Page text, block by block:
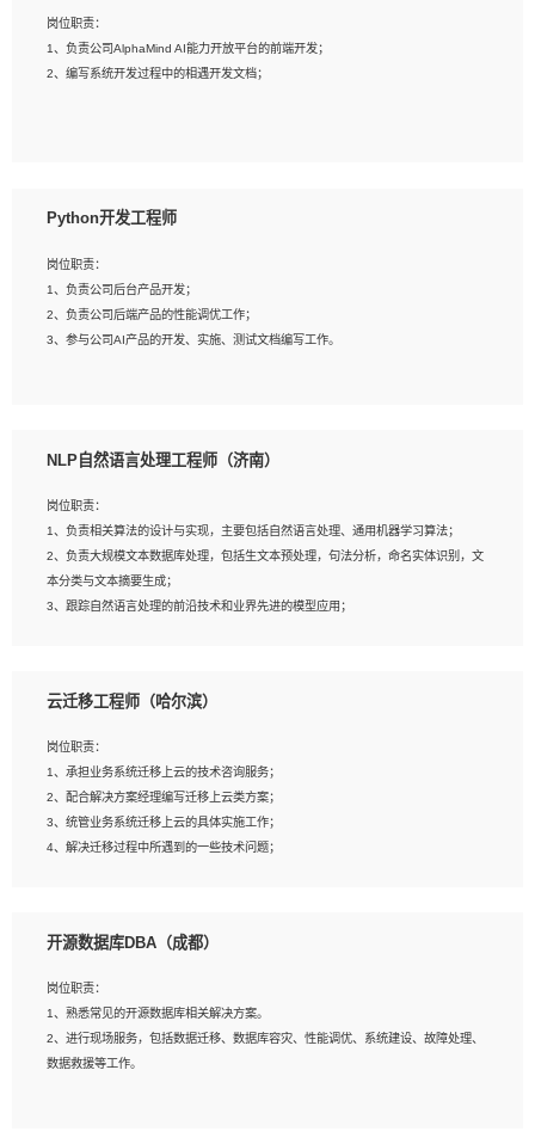
2、熟悉产品及需求规划工具，如:Axure、Xmind、MS Project等；
3、具备良好的交流协调能力，有较强的责任感、工作积极主动；
4、有较强的系统需求分析、文档编写能力、沟通能力；
岗位职责：
1、负责公司AlphaMind AI能力开放平台的前端开发；
2、编写系统开发过程中的相遇开发文档；
3、熟悉react/vue/angular任何一种前端框架，熟悉react优先；
5、善于沟通，具有团队意识；
Python开发工程师
岗位职责：
1、负责公司后台产品开发；
2、负责公司后端产品的性能调优工作；
3、参与公司AI产品的开发、实施、测试文档编写工作。
验的更佳；
3、熟悉数据库开发，熟悉Mysql、Oracle、MongoDb数据库应用开发其中一种；
4、熟悉Python Wed框架（Django/Flask...）代码能力优秀，熟悉编码规范和具备
良好的文档编写能力）；
5、沟通表达能力强，具备团队协作能力。
NLP自然语言处理工程师（济南）
岗位职责：
1、负责相关算法的设计与实现，主要包括自然语言处理、通用机器学习算法；
2、负责大规模文本数据库处理，包括生文本预处理，句法分析，命名实体识别，文
本分类与文本摘要生成；
3、跟踪自然语言处理的前沿技术和业界先进的模型应用；
岗位要求：
2、熟悉tensorflow，keras，pytorch等常规深度学习框架，快速根据客户需求实现
有效的模型；
3、熟悉掌握至少一种编程语言，如：Python，Java；
4、 熟悉NLP相关算法与实现；
5、至少有一次及以上问答系统的项目实践，熟悉问答系统全流程开发者优先；
云迁移工程师（哈尔滨）
岗位职责：
1、承担业务系统迁移上云的技术咨询服务；
2、配合解决方案经理编写迁移上云类方案；
3、统管业务系统迁移上云的具体实施工作；
4、解决迁移过程中所遇到的一些技术问题；
1、专科及以上学历，三年以上工作经验，计算机等相关专业；
3、熟悉常见操作系统、存储、网络、 IO 等相关原理；
4、具有迁移工具实操经验，具备P2V、V2V迁移能力；
5、熟练华为、VMware虚拟化、云计算及云存储技术；
6、熟悉主流数据库、应用服务器、中间件部署架构和运维方法；
开源数据库DBA（成都）
岗位职责：
1、熟悉常见的开源数据库相关解决方案。
2、进行现场服务，包括数据迁移、数据库容灾、性能调优、系统建设、故障处理、
数据救援等工作。